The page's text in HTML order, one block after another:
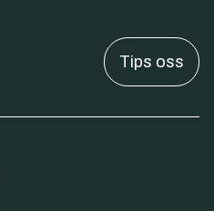
Tips oss